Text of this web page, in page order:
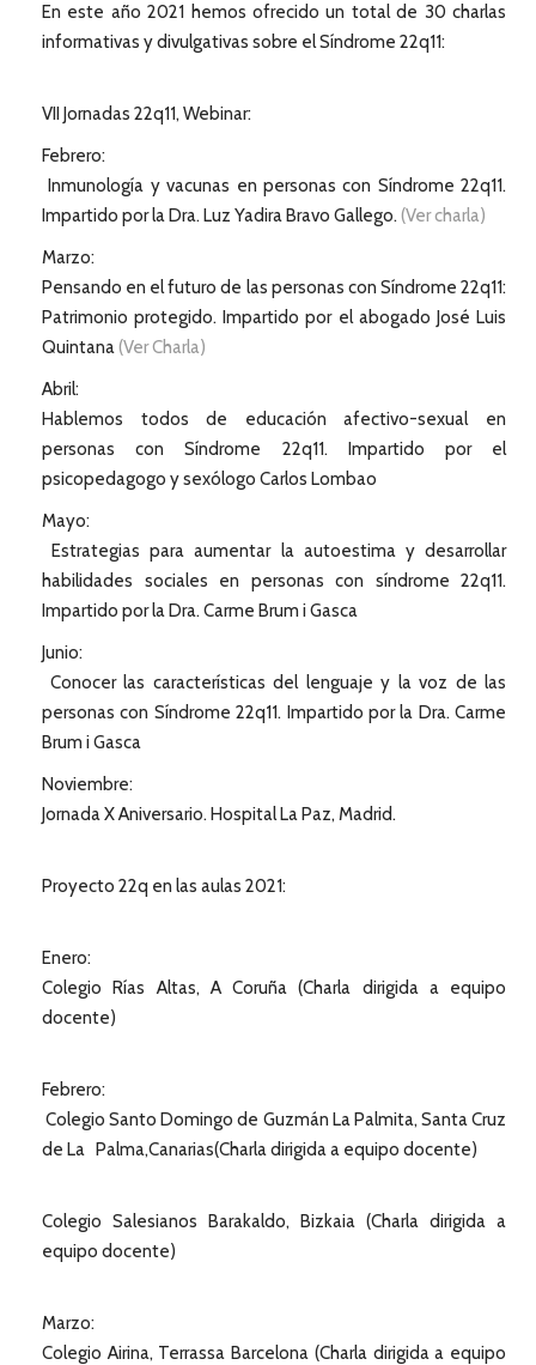
En este año 2021 hemos ofrecido un total de 30 charlas
informativas y divulgativas sobre el Síndrome 22q11:
VII Jornadas 22q11, Webinar:
Febrero:
Inmunología y vacunas en personas con Síndrome 22q11.
Impartido por la Dra. Luz Yadira Bravo Gallego. (Ver charla)
Marzo:
Pensando en el futuro de las personas con Síndrome 22q11:
Patrimonio protegido. Impartido por el abogado José Luis
Quintana(Ver Charla)
Abril:
Hablemos todos de educación afectivo-sexual en
personas con Síndrome 22q11. Impartido por el
psicopedagogo y sexólogo Carlos Lombao
Mayo:
Estrategias para aumentar la autoestima y desarrollar
habilidades sociales en personas con síndrome 22q11.
Impartido por la Dra. Carme Brum i Gasca
Junio:
Conocer las características del lenguaje y la voz de las
personas con Síndrome 22q11. Impartido por la Dra. Carme
Brum i Gasca
Noviembre:
Jornada X Aniversario. Hospital La Paz, Madrid.
Proyecto 22q en las aulas 2021:
Enero:
Colegio Rías Altas, A Coruña (Charla dirigida a equipo
docente)
Febrero:
Colegio Santo Domingo de Guzmán La Palmita, Santa Cruz
de La Palma,Canarias(Charla dirigida a equipo docente)
Colegio Salesianos Barakaldo, Bizkaia (Charla dirigida a
equipo docente)
Marzo:
Colegio Airina, Terrassa Barcelona (Charla dirigida a equipo